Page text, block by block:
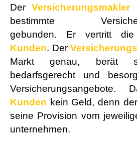
DerVer­sicherungs­makler
bestimmte
gebunden. Er vertritt
Kunden. Der
Markt genau, berät
bedarfsgerecht und
Kunden kein Geld, denn der
seine Provision vom
un­ter­neh­men.